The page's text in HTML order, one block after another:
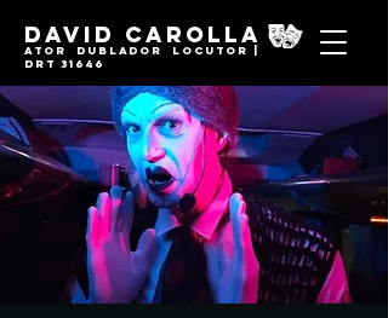
David Carolla
Ator Dublador locutor |
DRT 31646